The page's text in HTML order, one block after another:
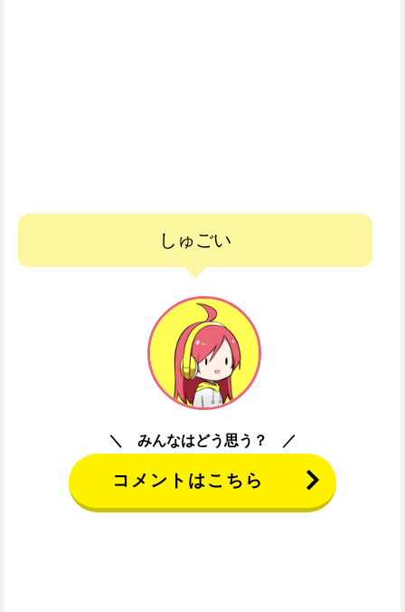
しゅごい
みんなはどう思う？
コメントはこちら